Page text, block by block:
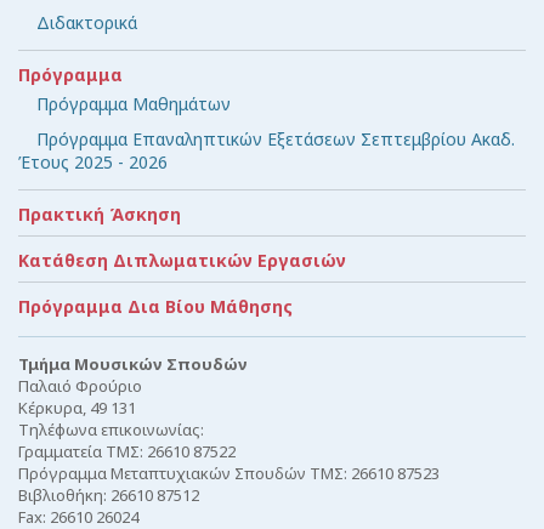
Διδακτορικά
Πρόγραμμα
Πρόγραμμα Μαθημάτων
Πρόγραμμα Επαναληπτικών Εξετάσεων Σεπτεμβρίου Ακαδ.
Έτους 2025 - 2026
Πρακτική Άσκηση
Κατάθεση Διπλωματικών Εργασιών
Πρόγραμμα Δια Βίου Μάθησης
Τμήμα Μουσικών Σπουδών
Παλαιό Φρούριο
Κέρκυρα, 49 131
Τηλέφωνα επικοινωνίας:
Γραμματεία ΤΜΣ: 26610 87522
Πρόγραμμα Μεταπτυχιακών Σπουδών ΤΜΣ: 26610 87523
Βιβλιοθήκη: 26610 87512
Fax: 26610 26024